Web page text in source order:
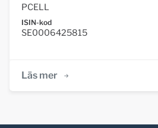
PCELL
ISIN-kod
SE0006425815
Läs mer